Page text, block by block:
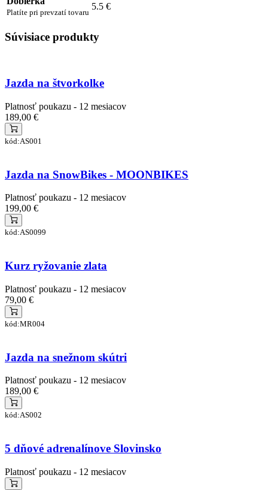
Platíte pri prevzatí tovaru
5.5 €
Súvisiace produkty
Jazda na štvorkolke
Platnosť poukazu - 12 mesiacov
189,00 €
kód:AS001
Jazda na SnowBikes - MOONBIKES
Platnosť poukazu - 12 mesiacov
199,00 €
kód:AS0099
Kurz ryžovanie zlata
Platnosť poukazu - 12 mesiacov
79,00 €
kód:MR004
Jazda na snežnom skútri
Platnosť poukazu - 12 mesiacov
189,00 €
kód:AS002
5 dňové adrenalínove Slovinsko
Platnosť poukazu - 12 mesiacov